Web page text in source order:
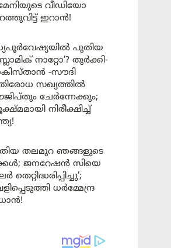
വീഡിയോ
ഇറാൻ!
പുതിയ
നാറ്റോ’? തുർക്കി-
-സൗദി
സഖ്യത്തിൽ
ചേർന്നേക്കും;
നിരീക്ഷിച്ച്
തലമുറ ഞങ്ങളുടെ
ജനറേഷൻ സിയെ
തെറ്റിദ്ധരിപ്പിച്ചു’;
ധർമ്മേന്ദ്ര